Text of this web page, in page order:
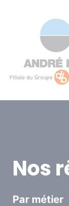
Nos
Par métier